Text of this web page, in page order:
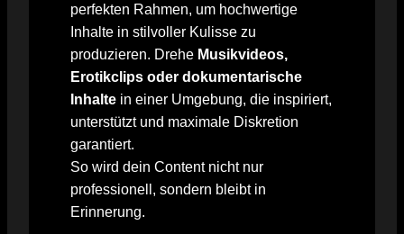
perfekten Rahmen, um hochwertige
Inhalte in stilvoller Kulisse zu
produzieren. Drehe Musikvideos,
Erotikclips oder dokumentarische
Inhalte in einer Umgebung, die inspiriert,
unterstützt und maximale Diskretion
garantiert.
So wird dein Content nicht nur
professionell, sondern bleibt in
Erinnerung.